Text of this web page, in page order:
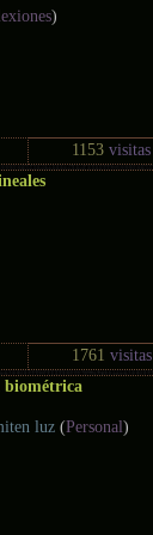
)
1153 visitas
1761 visitas
biométrica
luz (Personal)